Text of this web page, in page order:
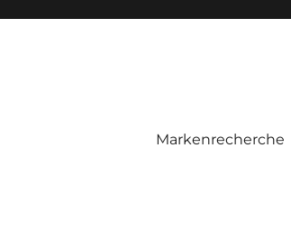
Markenrecherche